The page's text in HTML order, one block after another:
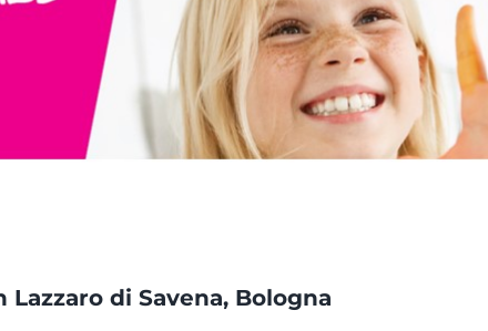
Lazzaro di Savena, Bologna